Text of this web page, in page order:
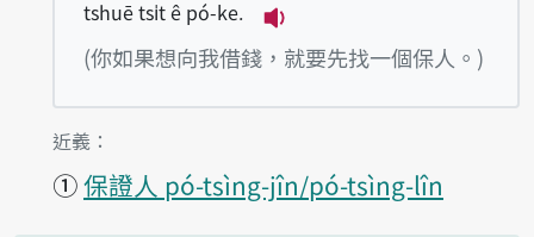
tshuē tsi̍t ê pó-ke.
播放例句Lí nā siūnn-
(你如果想向我借錢，就要先找一個保人。)
第1項釋義的
近義：
①保證人 pó-tsìng-jîn/pó-tsìng-lîn